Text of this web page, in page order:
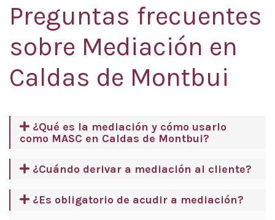
Preguntas frecuentes
sobre Mediación en
Caldas de Montbui
¿Qué es la mediación y cómo usarlo
como MASC en Caldas de Montbui?
¿Cuándo derivar a mediación al cliente?
¿Es obligatorio de acudir a mediación?